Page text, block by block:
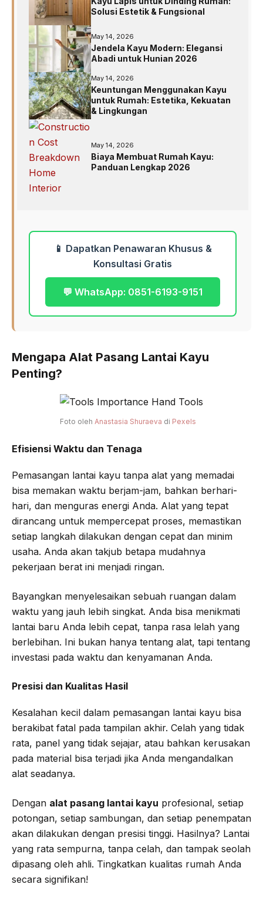
Solusi Estetik & Fungsional
May 14, 2026
Jendela Kayu Modern: Elegansi
Abadi untuk Hunian 2026
May 14, 2026
Keuntungan Menggunakan Kayu
untuk Rumah: Estetika, Kekuatan
& Lingkungan
May 14, 2026
Biaya Membuat Rumah Kayu:
Panduan Lengkap 2026
📱 Dapatkan Penawaran Khusus &
Konsultasi Gratis
💬 WhatsApp: 0851-6193-9151
Mengapa Alat Pasang Lantai Kayu
Penting?
Foto oleh Anastasia Shuraeva di Pexels
Efisiensi Waktu dan Tenaga
Pemasangan lantai kayu tanpa alat yang memadai
bisa memakan waktu berjam-jam, bahkan berhari-
hari, dan menguras energi Anda. Alat yang tepat
dirancang untuk mempercepat proses, memastikan
setiap langkah dilakukan dengan cepat dan minim
usaha. Anda akan takjub betapa mudahnya
pekerjaan berat ini menjadi ringan.
Bayangkan menyelesaikan sebuah ruangan dalam
waktu yang jauh lebih singkat. Anda bisa menikmati
lantai baru Anda lebih cepat, tanpa rasa lelah yang
berlebihan. Ini bukan hanya tentang alat, tapi tentang
investasi pada waktu dan kenyamanan Anda.
Presisi dan Kualitas Hasil
Kesalahan kecil dalam pemasangan lantai kayu bisa
berakibat fatal pada tampilan akhir. Celah yang tidak
rata, panel yang tidak sejajar, atau bahkan kerusakan
pada material bisa terjadi jika Anda mengandalkan
alat seadanya.
Dengan alat pasang lantai kayu profesional, setiap
potongan, setiap sambungan, dan setiap penempatan
akan dilakukan dengan presisi tinggi. Hasilnya? Lantai
yang rata sempurna, tanpa celah, dan tampak seolah
dipasang oleh ahli. Tingkatkan kualitas rumah Anda
secara signifikan!